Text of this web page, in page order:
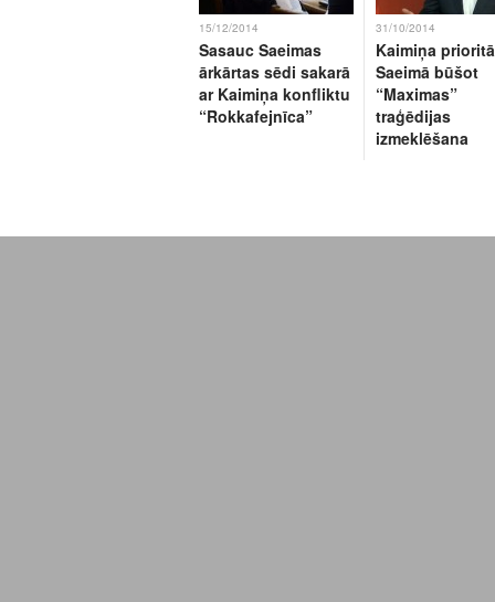
15/12/2014
Sasauc Saeimas
ārkārtas sēdi sakarā
ar Kaimiņa konfliktu
“Rokkafejnīca”
31/10/2014
Kaimiņa
Saeimā būšot
“Maximas”
traģēdijas
izmeklēšana